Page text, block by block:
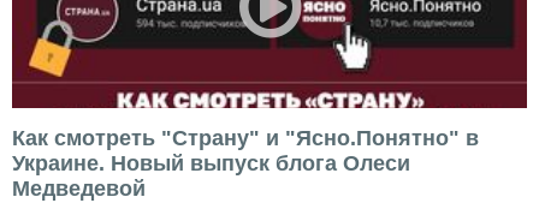
Как смотреть "Страну" и "Ясно.Понятно" в
Украине. Новый выпуск блога Олеси
Медведевой